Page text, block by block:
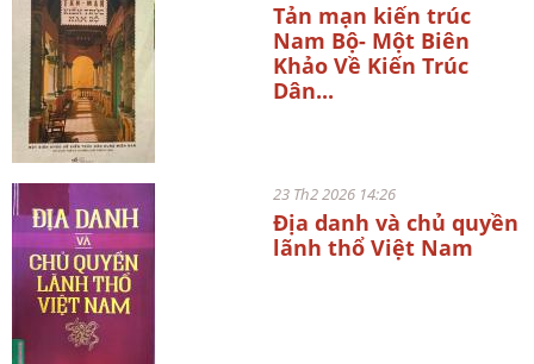
Tản mạn kiến trúc
Nam Bộ- Một Biên
Khảo Về Kiến Trúc
Dân...
23 Th2 2026 14:26
Địa danh và chủ quyền
lãnh thổ Việt Nam